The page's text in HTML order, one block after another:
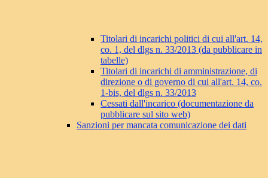
Titolari di incarichi politici di cui all'art. 14,
co. 1, del dlgs n. 33/2013 (da pubblicare in
tabelle)
Titolari di incarichi di amministrazione, di
direzione o di governo di cui all'art. 14, co.
1-bis, del dlgs n. 33/2013
Cessati dall'incarico (documentazione da
pubblicare sul sito web)
Sanzioni per mancata comunicazione dei dati